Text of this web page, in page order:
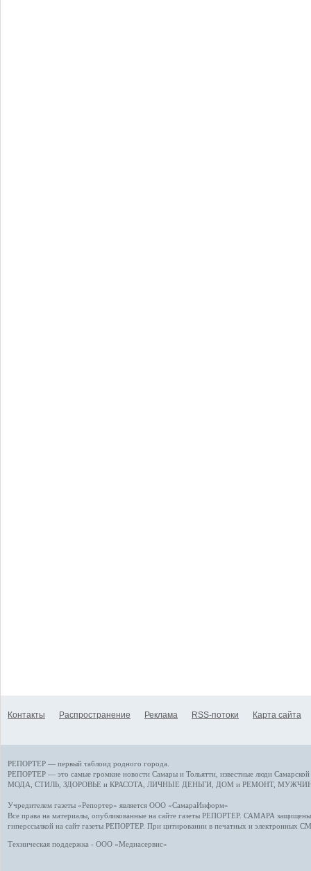
Контакты Распространение Реклама RSS-потоки Карта сайта
РЕПОРТЕР — первый таблоид родного города.
РЕПОРТЕР — это самые громкие новости Самары и Тольятти, известные люди
МОДА, СТИЛЬ ЗДОРОВЬЕ и КРАСОТА ЛИЧНЫЕ ДЕНЬГИ ДОМ и РЕМОНТ,
Учредителем газеты «Репортер» является ООО «СамараИнформ»
Все права на материалы, опубликованные на сайте газеты РЕПОРТЕР. САМАРА защищены.
гиперссылкой на сайт газеты РЕПОРТЕР. При цитировании в печатных и электронных
Техническая поддержка - ООО «Медиасервис»